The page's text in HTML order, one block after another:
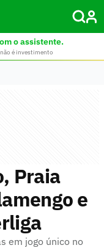
o assistente.
é investimento
Praia
e
em jogo único no